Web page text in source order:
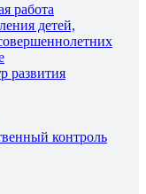
работа
детей,
развития
контроль